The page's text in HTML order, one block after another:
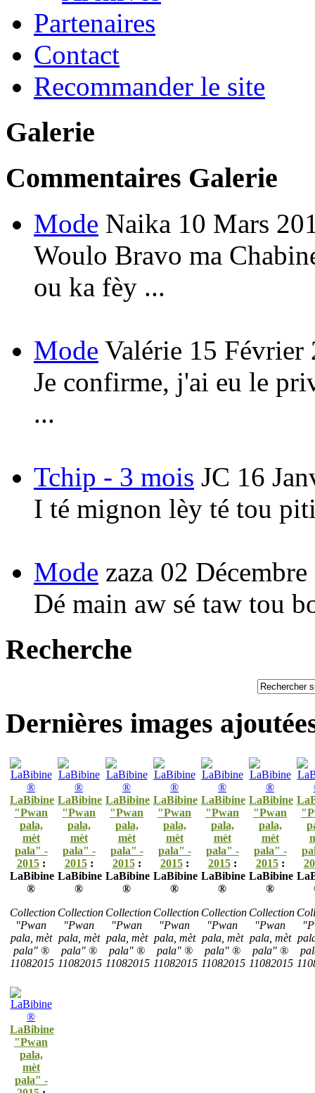
Partenaires
Contact
Recommander le site
Galerie
Commentaires Galerie
Mode Naika 10 Mars
Woulo Bravo ma
ou ka fèy ...
Mode Valérie 15 Février
Je confirme, j'ai eu le
...
Tchip - 3 mois JC 16
I té mignon lèy té tou
Mode zaza 02
Dé main aw sé taw tou
Recherche
Dernières images
LaBibine
"Pwan
pala,
mèt
pala" -
2015:
LaBibine
®
Collection
"Pwan
pala, mèt
pala" ®
11082015
LaBibine
"Pwan
pala,
mèt
pala" -
2015:
LaBibine
®
Collection
"Pwan
pala, mèt
pala" ®
11082015
LaBibine
"Pwan
pala,
mèt
pala" -
2015:
LaBibine
®
Collection
"Pwan
pala, mèt
pala" ®
11082015
LaBibine
"Pwan
pala,
mèt
pala" -
2015:
LaBibine
®
Collection
"Pwan
pala, mèt
pala" ®
11082015
LaBibine
"Pwan
pala,
mèt
pala" -
2015:
LaBibine
®
Collection
"Pwan
pala, mèt
pala" ®
11082015
LaBibine
"Pwan
pala,
mèt
pala" -
2015:
LaBibine
®
Collection
"Pwan
pala, mèt
pala" ®
11082015
LaBibine
"Pwan
pala,
mèt
pala" -